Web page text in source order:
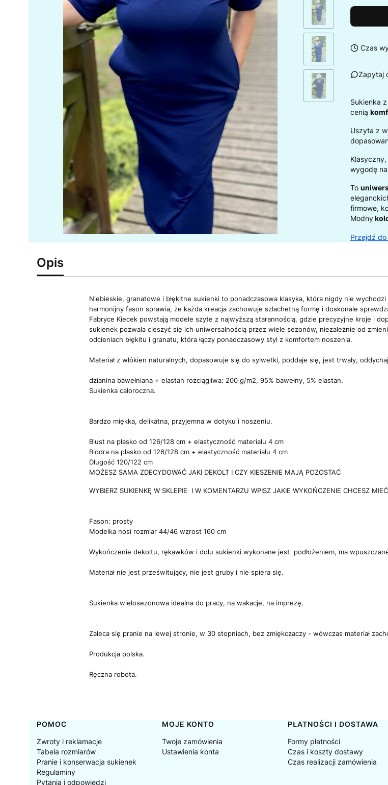
Czas
Zapytaj
Sukienka
cenią
Uszyta z
wygodę
To
firmowe,
Modny
Przejdź do
Opis
Niebieskie, granatowe i błękitne sukienki to ponadczasowa klasyka, która nigdy nie
harmonijny fason sprawia, że każda kreacja zachowuje szlachetną formę i doskonale
Fabryce Kiecek powstają modele szyte z najwyższą starannością, gdzie precyzyjne kroje i
sukienek pozwala cieszyć się ich uniwersalnością przez wiele sezonów, niezależnie od
odcieniach błękitu i granatu, która łączy ponadczasowy styl z komfortem noszenia.
Materiał z włókien naturalnych, dopasowuje się do sylwetki, poddaje się, jest trwały,
dzianina bawełniana + elastan rozciągliwa: 200 g/m2, 95% bawełny, 5% elastan.
Sukienka całoroczna.
Bardzo miękka, delikatna, przyjemna w dotyku i noszeniu.
Biust na płasko od 126/128 cm + elastyczność materiału 4 cm
Biodra na płasko od 126/128 cm + elastyczność materiału 4 cm
Długość 120/122 cm
MOŻESZ SAMA ZDECYDOWAĆ JAKI DEKOLT I CZY KIESZENIE MAJĄ POZOSTAĆ
WYBIERZ SUKIENKĘ W SKLEPIE I W KOMENTARZU WPISZ JAKIE WYKOŃCZENIE CHCESZ
Fason: prosty
Modelka nosi rozmiar 44/46 wzrost 160 cm
Wykończenie dekoltu, rękawków i dołu sukienki wykonane jest podłożeniem, ma
Materiał nie jest prześwitujący, nie jest gruby i nie spiera się.
Sukienka wielosezonowa idealna do pracy, na wakacje, na imprezę.
Zaleca się pranie na lewej stronie, w 30 stopniach, bez zmiękczaczy - wówczas materiał
Produkcja polska.
Ręczna robota.
Linki w stopce
POMOC
Zwroty i reklamacje
Tabela rozmiarów
Pranie i konserwacja sukienek
Regulaminy
Pytania i odpowiedzi
MOJE KONTO
Twoje zamówienia
Ustawienia konta
PŁATNOŚCI I DOSTAWA
Formy płatności
Czas i koszty dostawy
Czas realizacji zamówienia